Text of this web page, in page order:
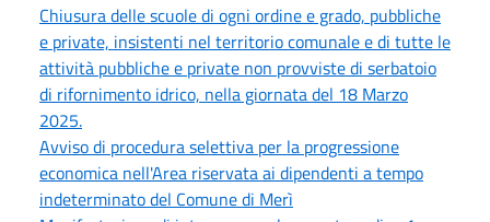
Chiusura delle scuole di ogni ordine e grado, pubbliche
e private, insistenti nel territorio comunale e di tutte le
attività pubbliche e private non provviste di serbatoio
di rifornimento idrico, nella giornata del 18 Marzo
2025.
Avviso di procedura selettiva per la progressione
economica nell'Area riservata ai dipendenti a tempo
indeterminato del Comune di Merì